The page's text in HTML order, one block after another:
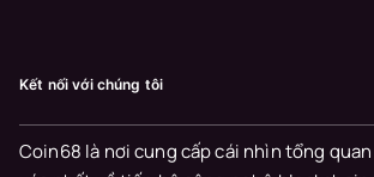
Kết nối với chúng tôi
Coin68 là nơi cung cấp cái nhìn tổng